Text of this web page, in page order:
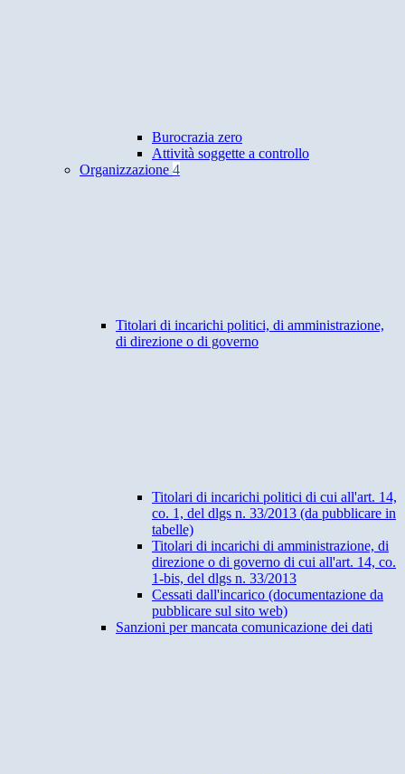
Burocrazia zero
Attività soggette a controllo
Organizzazione 4
Titolari di incarichi politici, di amministrazione,
di direzione o di governo
Titolari di incarichi politici di cui all'art. 14,
co. 1, del dlgs n. 33/2013 (da pubblicare in
tabelle)
Titolari di incarichi di amministrazione, di
direzione o di governo di cui all'art. 14, co.
1-bis, del dlgs n. 33/2013
Cessati dall'incarico (documentazione da
pubblicare sul sito web)
Sanzioni per mancata comunicazione dei dati